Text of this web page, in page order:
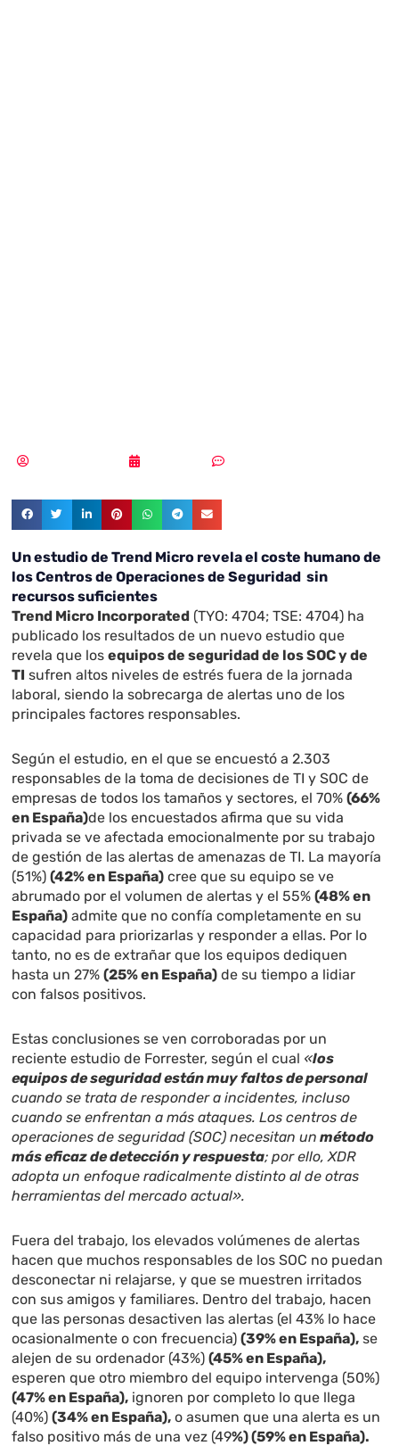
Un estudio de Trend Micro revela el coste humano de
los Centros de Operaciones de Seguridad sin
recursos suficientes
Trend Micro Incorporated (TYO: 4704; TSE: 4704) ha
publicado los resultados de un nuevo estudio que
revela que losequipos de seguridad de los SOC y de
TI sufren altos niveles de estrés fuera de la jornada
laboral, siendo la sobrecarga de alertas uno de los
principales factores responsables.
Según el estudio, en el que se encuestó a 2.303
responsables de la toma de decisiones de TI y SOC de
empresas de todos los tamaños y sectores, el 70%(66%
en España)de los encuestados afirma que su vida
privada se ve afectada emocionalmente por su trabajo
de gestión de las alertas de amenazas de TI. La mayoría
(51%)(42% en España) cree que su equipo se ve
abrumado por el volumen de alertas y el 55%(48% en
España) admite que no confía completamente en su
capacidad para priorizarlas y responder a ellas. Por lo
tanto, no es de extrañar que los equipos dediquen
hasta un 27%(25% en España) de su tiempo a lidiar
con falsos positivos.
Estas conclusiones se ven corroboradas por un
reciente estudio de Forrester, según el cual «los
equipos de seguridad están muy faltos de personal
cuando se trata de responder a incidentes, incluso
cuando se enfrentan a más ataques. Los centros de
operaciones de seguridad (SOC) necesitan un método
más eficaz de detección y respuesta; por ello, XDR
adopta un enfoque radicalmente distinto al de otras
herramientas del mercado actual».
Fuera del trabajo, los elevados volúmenes de alertas
hacen que muchos responsables de los SOC no puedan
desconectar ni relajarse, y que se muestren irritados
con sus amigos y familiares. Dentro del trabajo, hacen
que las personas desactiven las alertas (el 43% lo hace
ocasionalmente o con frecuencia)(39% en España), se
alejen de su ordenador (43%)(45% en España),
esperen que otro miembro del equipo intervenga (50%)
(47% en España), ignoren por completo lo que llega
(40%)(34% en España), o asumen que una alerta es un
falso positivo más de una vez (49%) (59% en España).